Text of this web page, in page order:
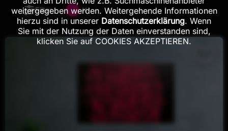
Filter
weitergegeben werden. Weitergehende Informationen
hierzu sind in unserer Datenschutzerklärung. Wenn
Sie mit der Nutzung der Daten einverstanden sind,
klicken Sie auf COOKIES AKZEPTIEREN.